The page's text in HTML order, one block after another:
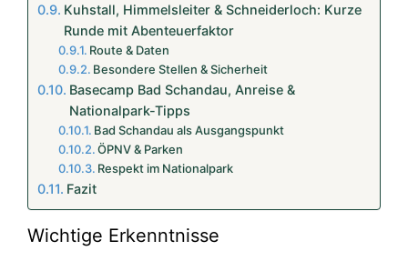
Kuhstall, Himmelsleiter & Schneiderloch: Kurze
Runde mit Abenteuerfaktor
Route & Daten
Besondere Stellen & Sicherheit
Basecamp Bad Schandau, Anreise &
Nationalpark-Tipps
Bad Schandau als Ausgangspunkt
ÖPNV & Parken
Respekt im Nationalpark
Fazit
Wichtige Erkenntnisse